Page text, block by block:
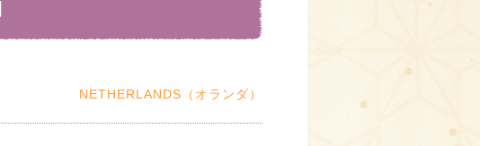
NETHERLANDS（オランダ）